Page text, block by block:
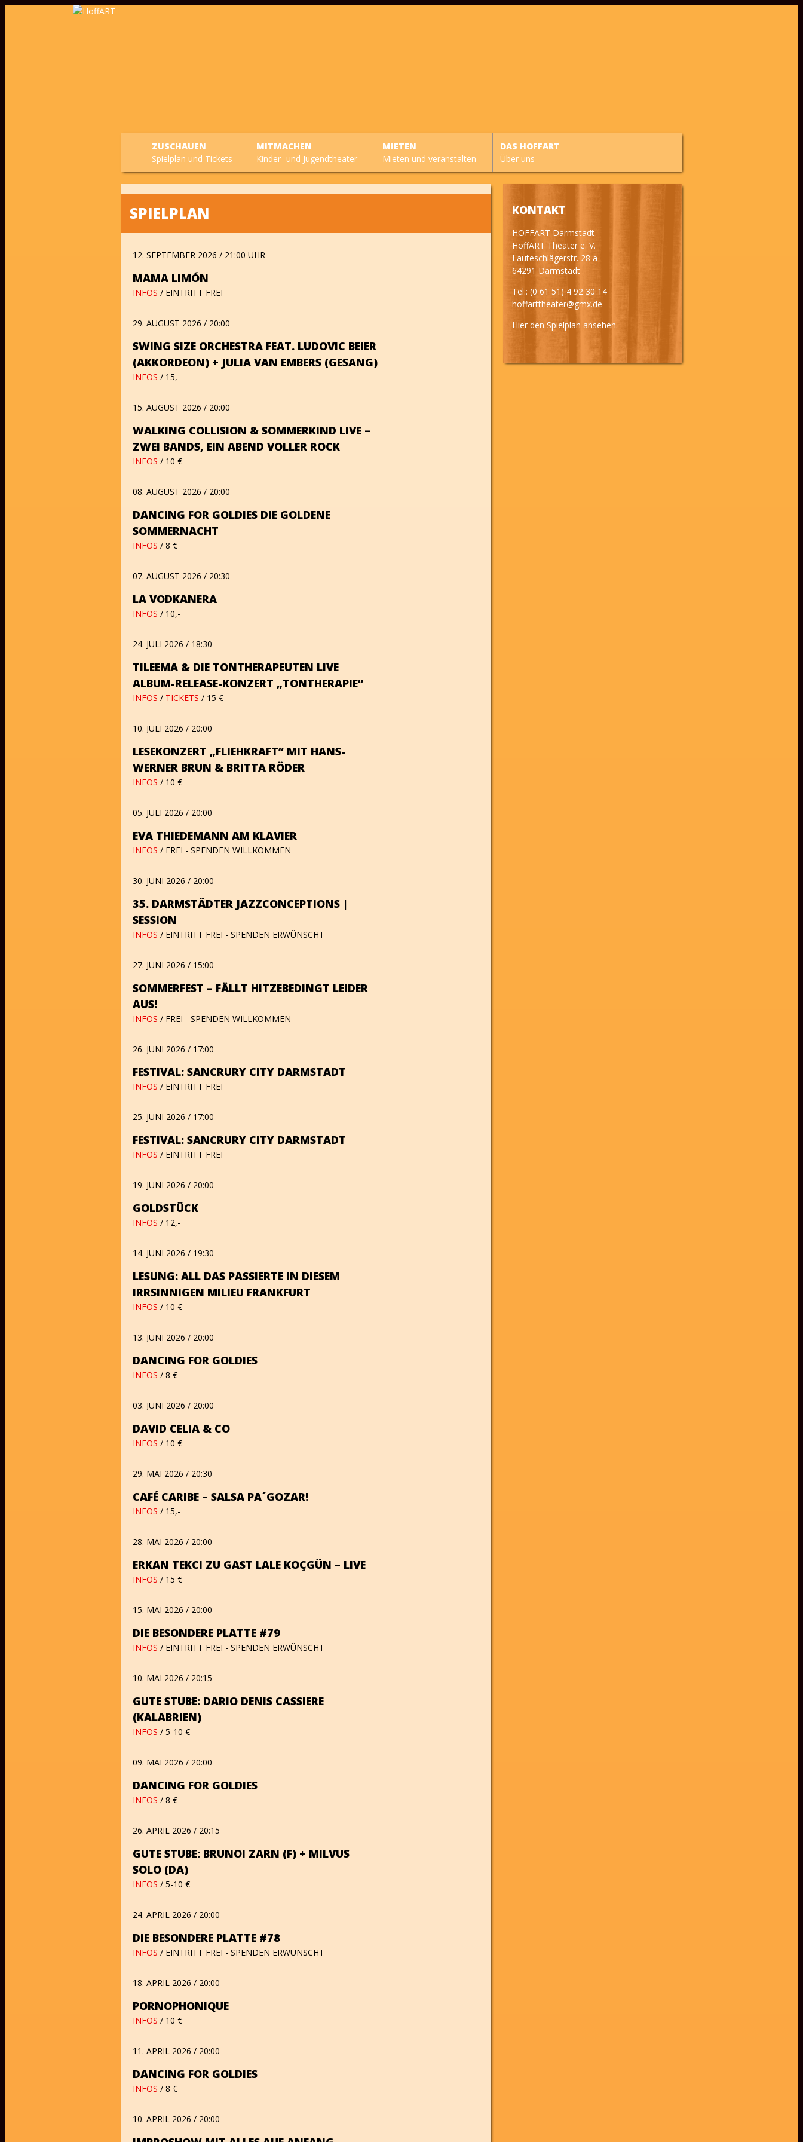
ZUSCHAUEN
Spielplan und Tickets
MITMACHEN
Kinder- und Jugendtheater
MIETEN
Mieten und veranstalten
DAS HOFFART
Über uns
SPIELPLAN
12. SEPTEMBER 2026 / 21:00 UHR
MAMA LIMÓN
INFOS / EINTRITT FREI
29. AUGUST 2026 / 20:00
SWING SIZE ORCHESTRA FEAT. LUDOVIC BEIER
(AKKORDEON) + JULIA VAN EMBERS (GESANG)
INFOS / 15,-
15. AUGUST 2026 / 20:00
WALKING COLLISION & SOMMERKIND LIVE –
ZWEI BANDS, EIN ABEND VOLLER ROCK
INFOS / 10 €
08. AUGUST 2026 / 20:00
DANCING FOR GOLDIES DIE GOLDENE
SOMMERNACHT
INFOS / 8 €
07. AUGUST 2026 / 20:30
LA VODKANERA
INFOS / 10,-
24. JULI 2026 / 18:30
TILEEMA & DIE TONTHERAPEUTEN LIVE
ALBUM-RELEASE-KONZERT „TONTHERAPIE“
INFOS / TICKETS / 15 €
10. JULI 2026 / 20:00
LESEKONZERT „FLIEHKRAFT“ MIT HANS-
WERNER BRUN & BRITTA RÖDER
INFOS / 10 €
05. JULI 2026 / 20:00
EVA THIEDEMANN AM KLAVIER
INFOS / FREI - SPENDEN WILLKOMMEN
30. JUNI 2026 / 20:00
35. DARMSTÄDTER JAZZCONCEPTIONS |
SESSION
INFOS / EINTRITT FREI - SPENDEN ERWÜNSCHT
27. JUNI 2026 / 15:00
SOMMERFEST – FÄLLT HITZEBEDINGT LEIDER
AUS!
INFOS / FREI - SPENDEN WILLKOMMEN
26. JUNI 2026 / 17:00
FESTIVAL: SANCRURY CITY DARMSTADT
INFOS / EINTRITT FREI
25. JUNI 2026 / 17:00
FESTIVAL: SANCRURY CITY DARMSTADT
INFOS / EINTRITT FREI
19. JUNI 2026 / 20:00
GOLDSTÜCK
INFOS / 12,-
14. JUNI 2026 / 19:30
LESUNG: ALL DAS PASSIERTE IN DIESEM
IRRSINNIGEN MILIEU FRANKFURT
INFOS / 10 €
13. JUNI 2026 / 20:00
DANCING FOR GOLDIES
INFOS / 8 €
03. JUNI 2026 / 20:00
DAVID CELIA & CO
INFOS / 10 €
29. MAI 2026 / 20:30
CAFÉ CARIBE – SALSA PA´GOZAR!
INFOS / 15,-
28. MAI 2026 / 20:00
ERKAN TEKCI ZU GAST LALE KOÇGÜN – LIVE
INFOS / 15 €
15. MAI 2026 / 20:00
DIE BESONDERE PLATTE #79
INFOS / EINTRITT FREI - SPENDEN ERWÜNSCHT
10. MAI 2026 / 20:15
GUTE STUBE: DARIO DENIS CASSIERE
(KALABRIEN)
INFOS / 5-10 €
09. MAI 2026 / 20:00
DANCING FOR GOLDIES
INFOS / 8 €
26. APRIL 2026 / 20:15
GUTE STUBE: BRUNOI ZARN (F) + MILVUS
SOLO (DA)
INFOS / 5-10 €
24. APRIL 2026 / 20:00
DIE BESONDERE PLATTE #78
INFOS / EINTRITT FREI - SPENDEN ERWÜNSCHT
18. APRIL 2026 / 20:00
PORNOPHONIQUE
INFOS / 10 €
11. APRIL 2026 / 20:00
DANCING FOR GOLDIES
INFOS / 8 €
10. APRIL 2026 / 20:00
KONTAKT
HOFFART Darmstadt
HoffART Theater e. V.
Lauteschlägerstr. 28 a
64291 Darmstadt
Tel.: (0 61 51) 4 92 30 14
hoffarttheater@gmx.de
Hier den Spielplan ansehen.